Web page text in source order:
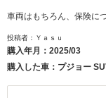
車両はもちろん、保険に
投稿者：Ｙａｓｕ
購入年月： 2025/03
購入した車：プジョー